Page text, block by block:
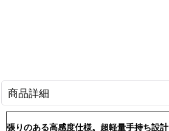
商品詳細
張りのある高感度仕様。超軽量手持ち設計